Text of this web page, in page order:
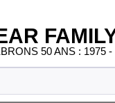
50 ANS : 1975